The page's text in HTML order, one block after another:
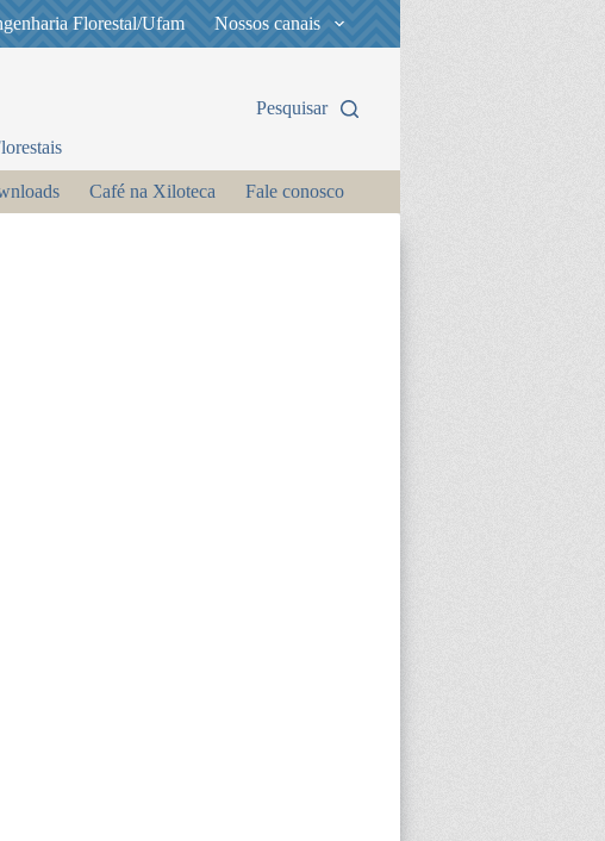
Florestal/Ufam Nossos canais
Pesquisar
Café na Xiloteca Fale conosco